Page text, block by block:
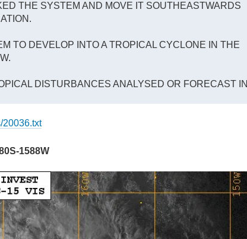
THE SYSTEM AND MOVE IT SOUTHEASTWARDS
TO DEVELOP INTO A TROPICAL CYCLONE IN THE
DISTURBANCES ANALYSED OR FORECAST IN
20036.txt
1588W